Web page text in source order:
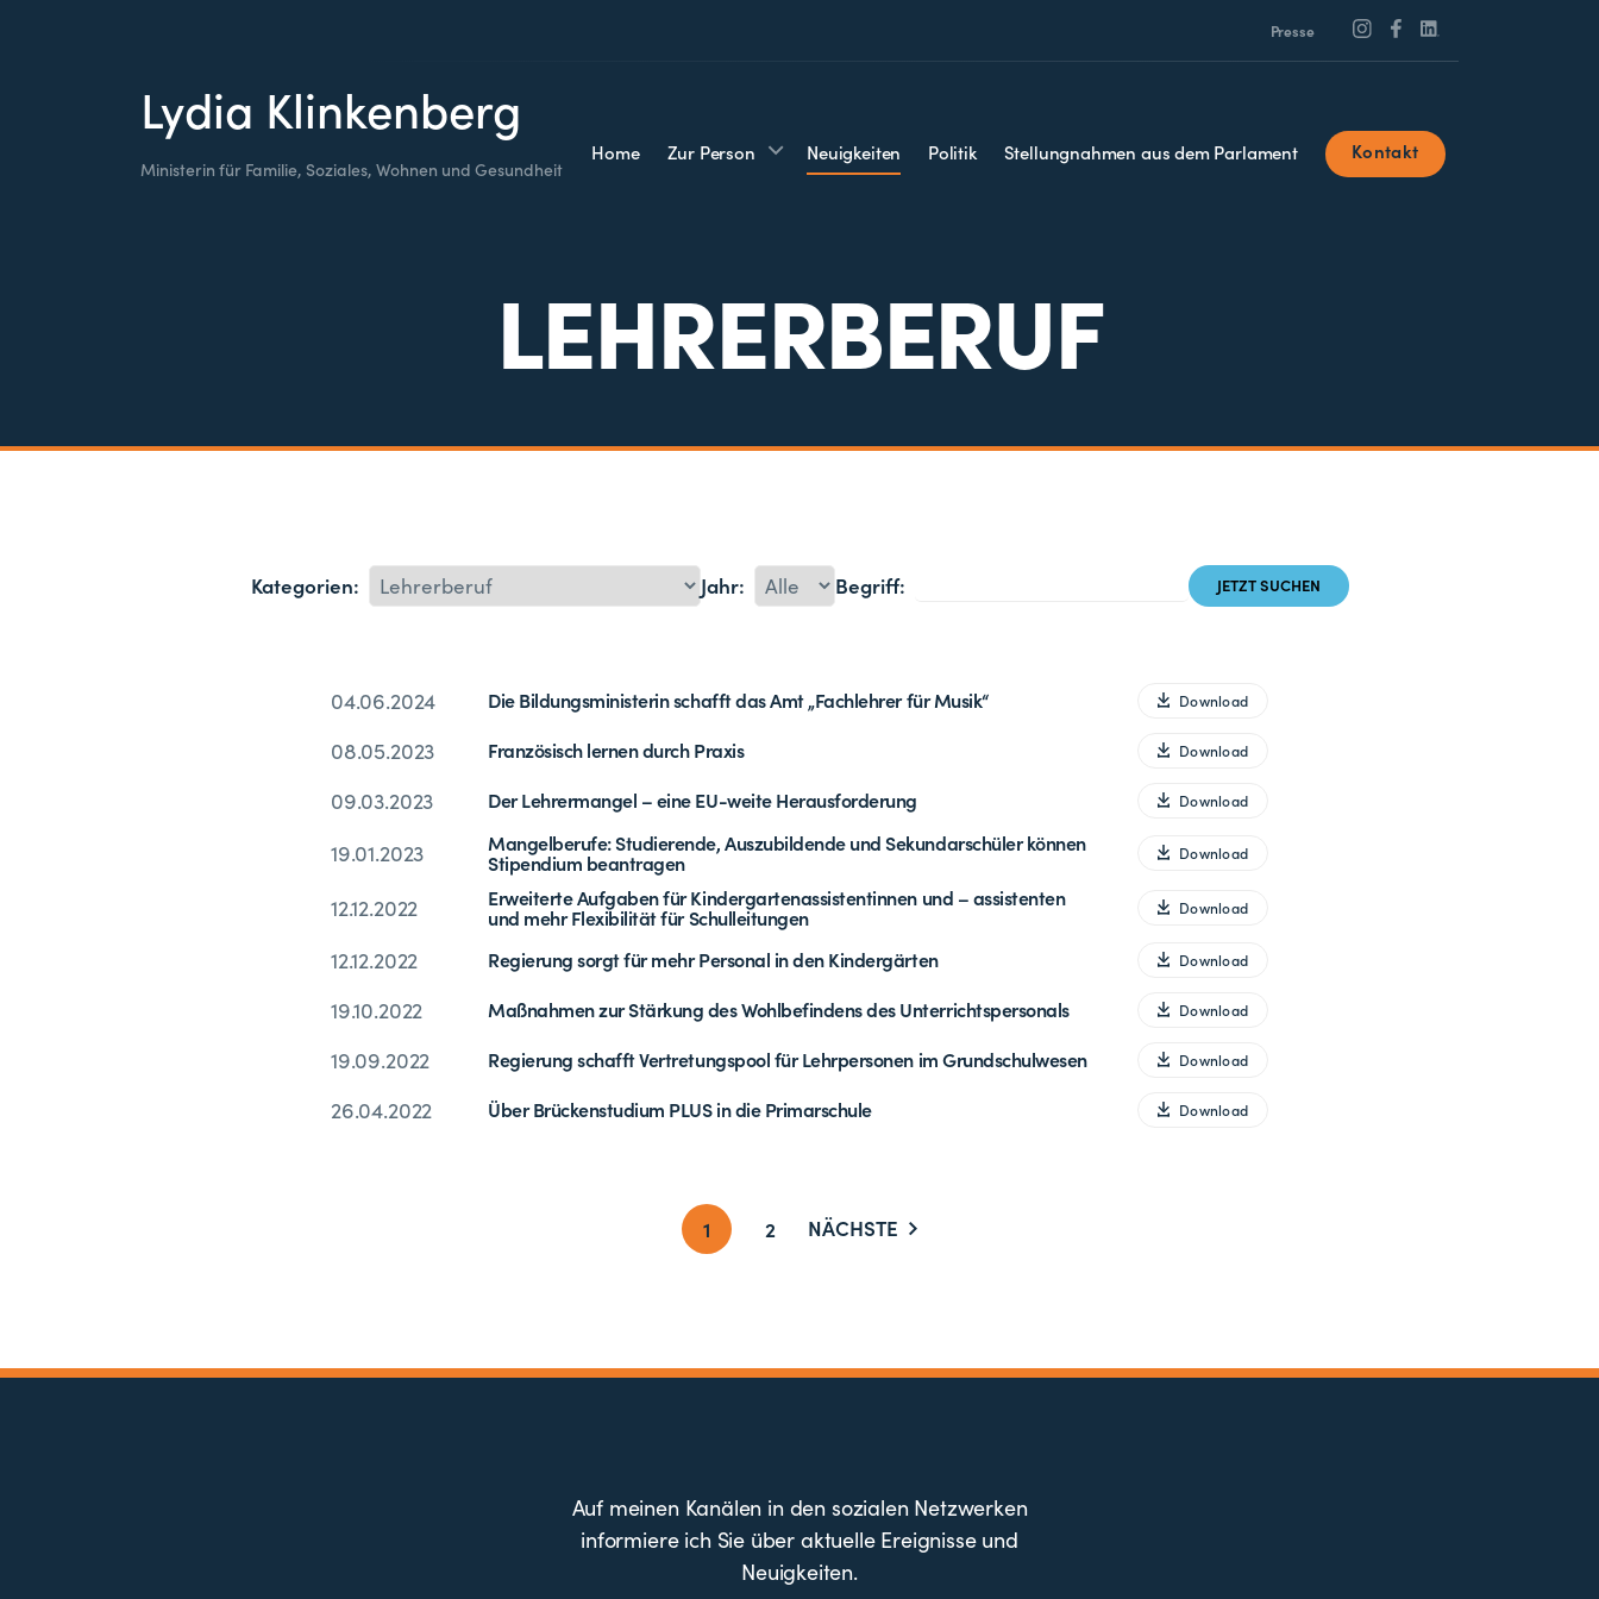
Presse
Lydia Klinkenberg
Ministerin für Familie, Soziales, Wohnen und Gesundheit
Home Zur Person Neuigkeiten Politik Stellungnahmen aus dem Parlament Kontakt
LEHRERBERUF
Kategorien: Jahr: Begriff:
04.06.2024 Die Bildungsministerin schafft das Amt „Fachlehrer für Musik“ Download
08.05.2023 Französisch lernen durch Praxis Download
09.03.2023 Der Lehrermangel – eine EU-weite Herausforderung Download
19.01.2023 Mangelberufe: Studierende, Auszubildende und Sekundarschüler können
Stipendium beantragen Download
12.12.2022 Erweiterte Aufgaben für Kindergartenassistentinnen und – assistenten
und mehr Flexibilität für Schulleitungen Download
12.12.2022 Regierung sorgt für mehr Personal in den Kindergärten Download
19.10.2022 Maßnahmen zur Stärkung des Wohlbefindens des Unterrichtspersonals Download
19.09.2022 Regierung schafft Vertretungspool für Lehrpersonen im Grundschulwesen Download
26.04.2022 Über Brückenstudium PLUS in die Primarschule Download
1 2 NÄCHSTE
Auf meinen Kanälen in den sozialen Netzwerken
informiere ich Sie über aktuelle Ereignisse und
Neuigkeiten.